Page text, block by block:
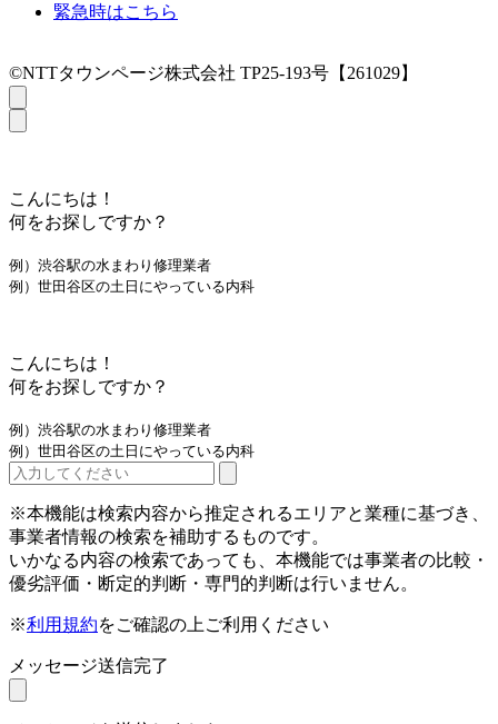
緊急時はこちら
©NTTタウンページ株式会社 TP25-193号【261029】
こんにちは！
何をお探しですか？
例）渋谷駅の水まわり修理業者
例）世田谷区の土日にやっている内科
こんにちは！
何をお探しですか？
例）渋谷駅の水まわり修理業者
例）世田谷区の土日にやっている内科
※本機能は検索内容から推定されるエリアと業種に基づき、
事業者情報の検索を補助するものです。
いかなる内容の検索であっても、本機能では事業者の比較・
優劣評価・断定的判断・専門的判断は行いません。
※利用規約をご確認の上ご利用ください
メッセージ送信完了